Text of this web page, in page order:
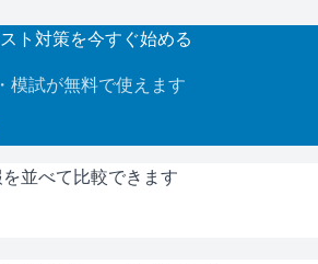
ト対策を今すぐ始める
模試が無料で使えます
並べて比較できます